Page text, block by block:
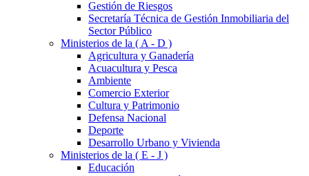
Gestión de Riesgos
Secretaría Técnica de Gestión Inmobiliaria del
Sector Público
Ministerios de la ( A - D )
Agricultura y Ganadería
Acuacultura y Pesca
Ambiente
Comercio Exterior
Cultura y Patrimonio
Defensa Nacional
Deporte
Desarrollo Urbano y Vivienda
Ministerios de la ( E - J )
Educación